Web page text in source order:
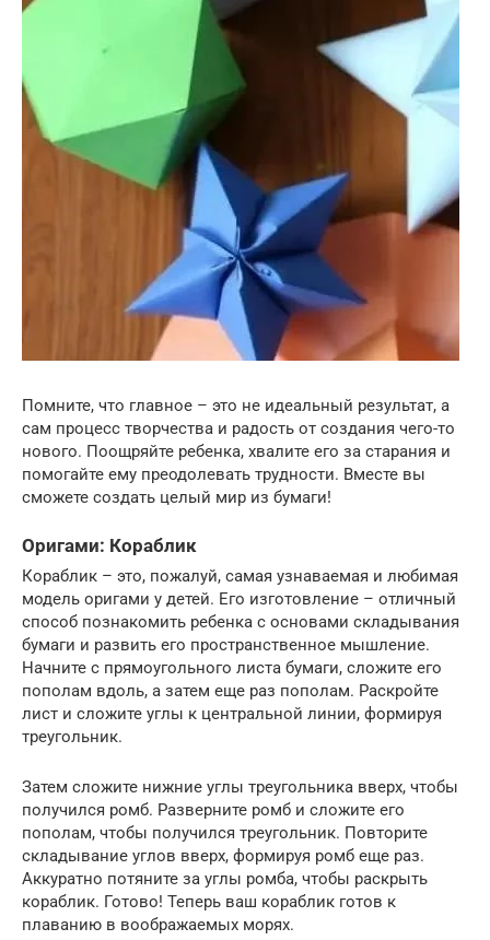
Помните, что главное – это не идеальный результат, а
сам процесс творчества и радость от создания чего-то
нового. Поощряйте ребенка, хвалите его за старания и
помогайте ему преодолевать трудности. Вместе вы
сможете создать целый мир из бумаги!
Оригами: Кораблик
Кораблик – это, пожалуй, самая узнаваемая и любимая
модель оригами у детей. Его изготовление – отличный
способ познакомить ребенка с основами складывания
бумаги и развить его пространственное мышление.
Начните с прямоугольного листа бумаги, сложите его
пополам вдоль, а затем еще раз пополам. Раскройте
лист и сложите углы к центральной линии, формируя
треугольник.
Затем сложите нижние углы треугольника вверх, чтобы
получился ромб. Разверните ромб и сложите его
пополам, чтобы получился треугольник. Повторите
складывание углов вверх, формируя ромб еще раз.
Аккуратно потяните за углы ромба, чтобы раскрыть
кораблик. Готово! Теперь ваш кораблик готов к
плаванию в воображаемых морях.